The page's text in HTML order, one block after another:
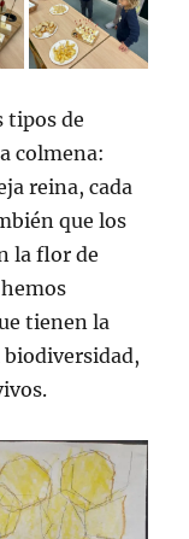
tipos de
colmena:
reina, cada
que los
la flor de
tienen la
biodiversidad,